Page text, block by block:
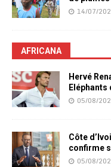
14/07/
AFRICANA
Hervé
Eléphants
05/08/
Côte
confirme
05/08/